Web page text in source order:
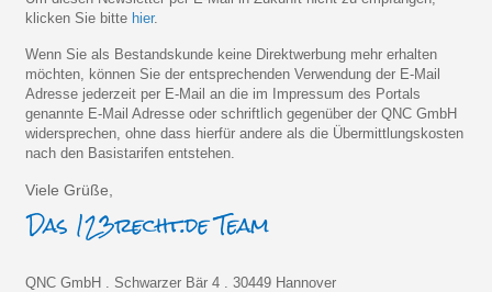
klicken Sie bitte hier.
Wenn Sie als Bestandskunde keine Direktwerbung mehr erhalten
möchten, können Sie der entsprechenden Verwendung der E-Mail
Adresse jederzeit per E-Mail an die im Impressum des Portals
genannte E-Mail Adresse oder schriftlich gegenüber der QNC GmbH
widersprechen, ohne dass hierfür andere als die Übermittlungskosten
nach den Basistarifen entstehen.
Viele Grüße,
QNC GmbH . Schwarzer Bär 4 . 30449 Hannover